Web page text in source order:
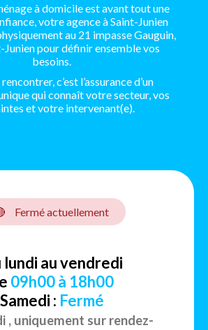
à domicile est avant tout une
votre agence à Saint-Junien
au 21 impasse Gauguin,
Junien pour définir ensemble vos
besoins.
c’est l’assurance d’un
qui connaît votre secteur, vos
et votre intervenant(e).
Fermé actuellement
lundi au vendredi
09h00 à 18h00
Samedi : Fermé
, uniquement sur rendez-